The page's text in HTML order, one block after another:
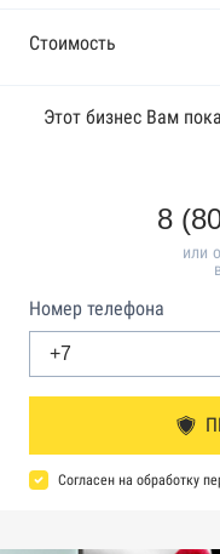
Стоимость
Этот бизнес Вам
8
или
Номер телефона
Согласен на обработку